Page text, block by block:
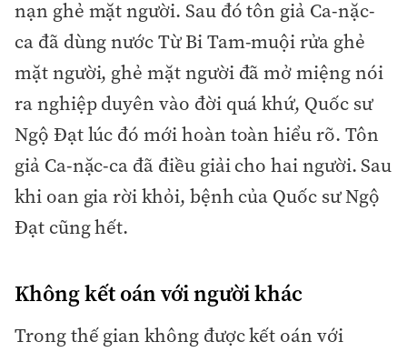
nạn ghẻ mặt người. Sau đó tôn giả Ca-nặc-
ca đã dùng nước Từ Bi Tam-muội rửa ghẻ
mặt người, ghẻ mặt người đã mở miệng nói
ra nghiệp duyên vào đời quá khứ, Quốc sư
Ngộ Đạt lúc đó mới hoàn toàn hiểu rõ. Tôn
giả Ca-nặc-ca đã điều giải cho hai người. Sau
khi oan gia rời khỏi, bệnh của Quốc sư Ngộ
Đạt cũng hết.
Không kết oán với người khác
Trong thế gian không được kết oán với